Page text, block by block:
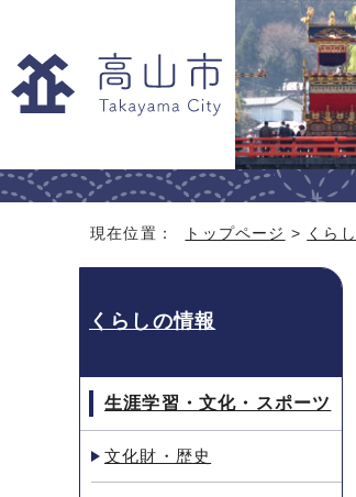
現在位置： トップページ > くら
くらしの情報
生涯学習・文化・スポーツ
文化財・歴史